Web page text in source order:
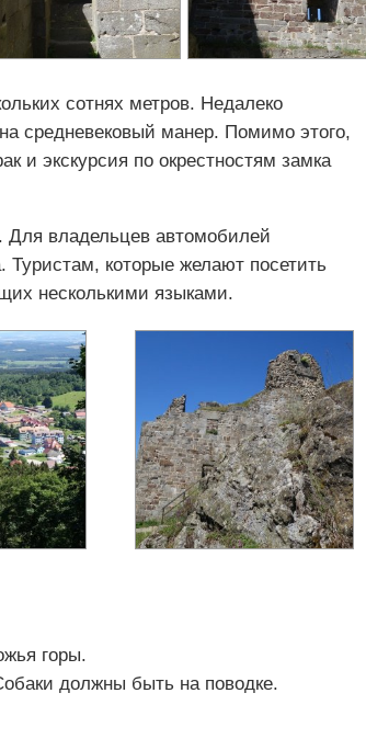
сотнях метров. Недалеко
средневековый манер. Помимо этого,
и экскурсия по окрестностям замка
владельцев автомобилей
Туристам, которые желают посетить
несколькими языками.
горы.
должны быть на поводке.